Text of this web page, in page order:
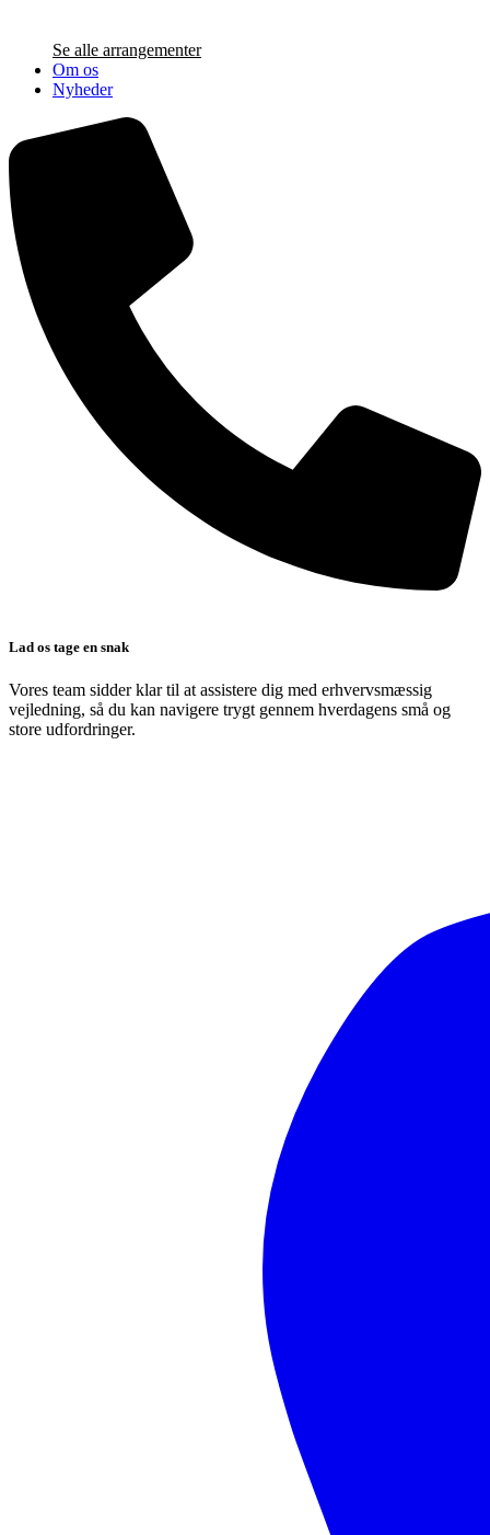
Se alle arrangementer
Om os
Nyheder
Lad os tage en snak
Vores team sidder klar til at assistere dig med erhvervsmæssig
vejledning, så du kan navigere trygt gennem hverdagens små og
store udfordringer.